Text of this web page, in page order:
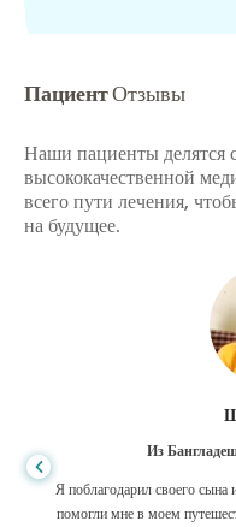
ПациентОтзывы
Наши пациенты делятся
высококачественной
всего пути лечения,
на будущее.
Из
Я поблагодарил своего
помогли мне в моем